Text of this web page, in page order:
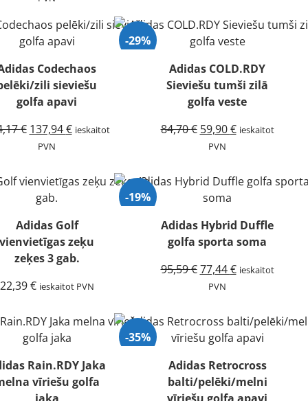
150,04 €.89,54 €.
Codechaos
zili sieviešu
golfa apavi
€ Original
price
214,17 €.
137,94€Current
137,94 €.
ieskaitot
PVN
-29%
Adidas COLD.RDY
Sieviešu tumši zilā
golfa veste
84,70€ Original
price
84,70 €.
59,90€Current
59,90 €.
ieskaitot
PVN
Adidas Golf
vienvietīgas zeķu
zeķes 3 gab.
22,39€ ieskaitot PVN
-19%
Adidas Hybrid Duffle
golfa sporta soma
95,59€ Original
price
95,59 €.
77,44€Current
77,44 €.
ieskaitot
PVN
Rain.RDY Jaka
vīriešu golfa
-35%
Adidas Retrocross
balti/pelēki/melni